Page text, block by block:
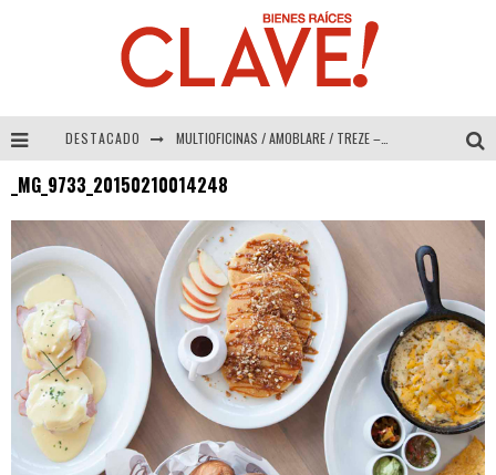
DESTACADO MULTIOFICINAS / AMOBLARE / TREZE – Especial Interiorismo & Decoración 2026
COLINEAL – Especial Interiorismo & Decoración 2026
_MG_9733_20150210014248